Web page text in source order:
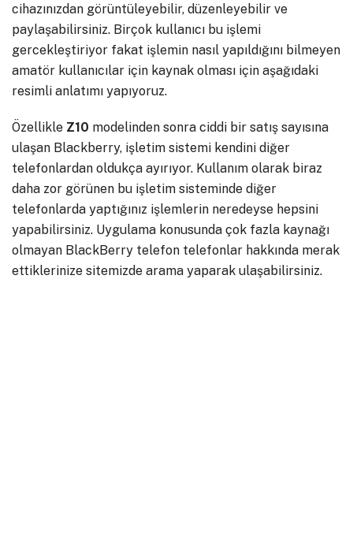
cihazınızdan görüntüleyebilir, düzenleyebilir ve
paylaşabilirsiniz. Birçok kullanıcı bu işlemi
gercekleştiriyor fakat işlemin nasıl yapıldığını bilmeyen
amatör kullanıcılar için kaynak olması için aşağıdaki
resimli anlatımı yapıyoruz.
Özellikle Z10 modelinden sonra ciddi bir satış sayısına
ulaşan Blackberry, işletim sistemi kendini diğer
telefonlardan oldukça ayırıyor. Kullanım olarak biraz
daha zor görünen bu işletim sisteminde diğer
telefonlarda yaptığınız işlemlerin neredeyse hepsini
yapabilirsiniz. Uygulama konusunda çok fazla kaynağı
olmayan BlackBerry telefon telefonlar hakkında merak
ettiklerinize sitemizde arama yaparak ulaşabilirsiniz.